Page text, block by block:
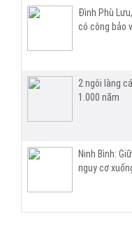
Đình Phù
có công bảo
2 ngôi làng
1.000 năm
Ninh Bình:
nguy cơ